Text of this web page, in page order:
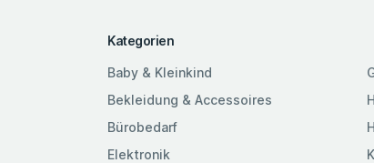
Kategorien
Baby & Kleinkind
Bekleidung & Accessoires
Bürobedarf
Elektronik